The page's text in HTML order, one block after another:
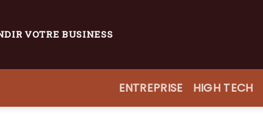
VOTRE BUSINESS
ENTREPRISE HIGH TECH